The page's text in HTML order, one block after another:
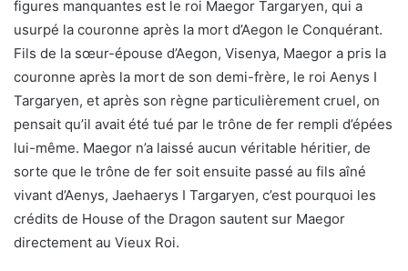
figures manquantes est le roi Maegor Targaryen, qui a
usurpé la couronne après la mort d’Aegon le Conquérant.
Fils de la sœur-épouse d’Aegon, Visenya, Maegor a pris la
couronne après la mort de son demi-frère, le roi Aenys I
Targaryen, et après son règne particulièrement cruel, on
pensait qu’il avait été tué par le trône de fer rempli d’épées
lui-même. Maegor n’a laissé aucun véritable héritier, de
sorte que le trône de fer soit ensuite passé au fils aîné
vivant d’Aenys, Jaehaerys I Targaryen, c’est pourquoi les
crédits de House of the Dragon sautent sur Maegor
directement au Vieux Roi.